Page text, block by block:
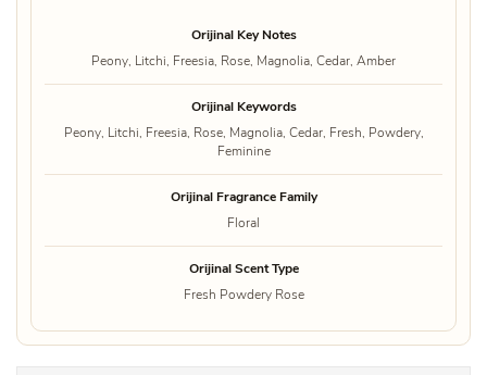
Orijinal Key Notes
Peony, Litchi, Freesia, Rose, Magnolia, Cedar, Amber
Orijinal Keywords
Peony, Litchi, Freesia, Rose, Magnolia, Cedar, Fresh, Powdery,
Feminine
Orijinal Fragrance Family
Floral
Orijinal Scent Type
Fresh Powdery Rose